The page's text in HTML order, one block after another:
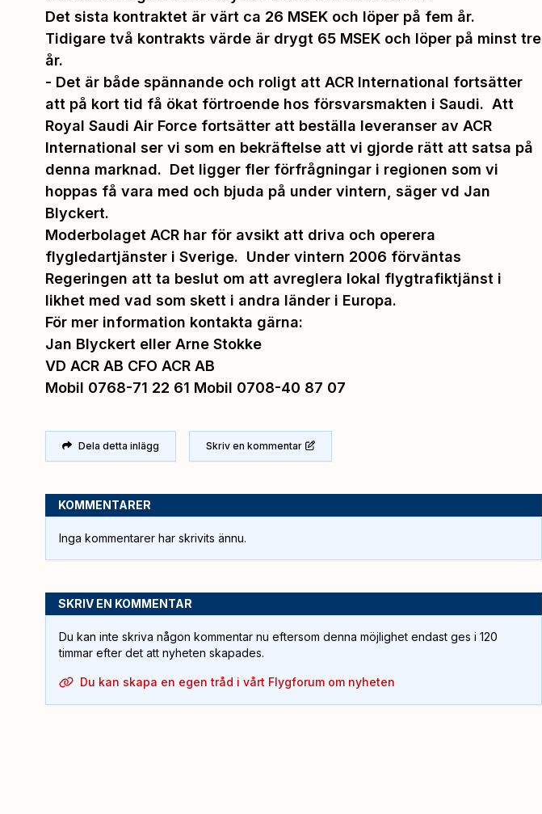
Det sista kontraktet är värt ca 26 MSEK och löper på fem år.
Tidigare två kontrakts värde är drygt 65 MSEK och löper på minst tre
år.
- Det är både spännande och roligt att ACR International fortsätter
att på kort tid få ökat förtroende hos försvarsmakten i Saudi. Att
Royal Saudi Air Force fortsätter att beställa leveranser av ACR
International ser vi som en bekräftelse att vi gjorde rätt att satsa på
denna marknad. Det ligger fler förfrågningar i regionen som vi
hoppas få vara med och bjuda på under vintern, säger vd Jan
Blyckert.
Moderbolaget ACR har för avsikt att driva och operera
flygledartjänster i Sverige. Under vintern 2006 förväntas
Regeringen att ta beslut om att avreglera lokal flygtrafiktjänst i
likhet med vad som skett i andra länder i Europa.
För mer information kontakta gärna:
Jan Blyckert eller Arne Stokke
VD ACR AB CFO ACR AB
Mobil 0768-71 22 61 Mobil 0708-40 87 07
Dela detta inlägg Skriv en kommentar
KOMMENTARER
Inga kommentarer har skrivits ännu.
SKRIV EN KOMMENTAR
Du kan inte skriva någon kommentar nu eftersom denna möjlighet endast ges i 120
timmar efter det att nyheten skapades.
Du kan skapa en egen tråd i vårt Flygforum om nyheten